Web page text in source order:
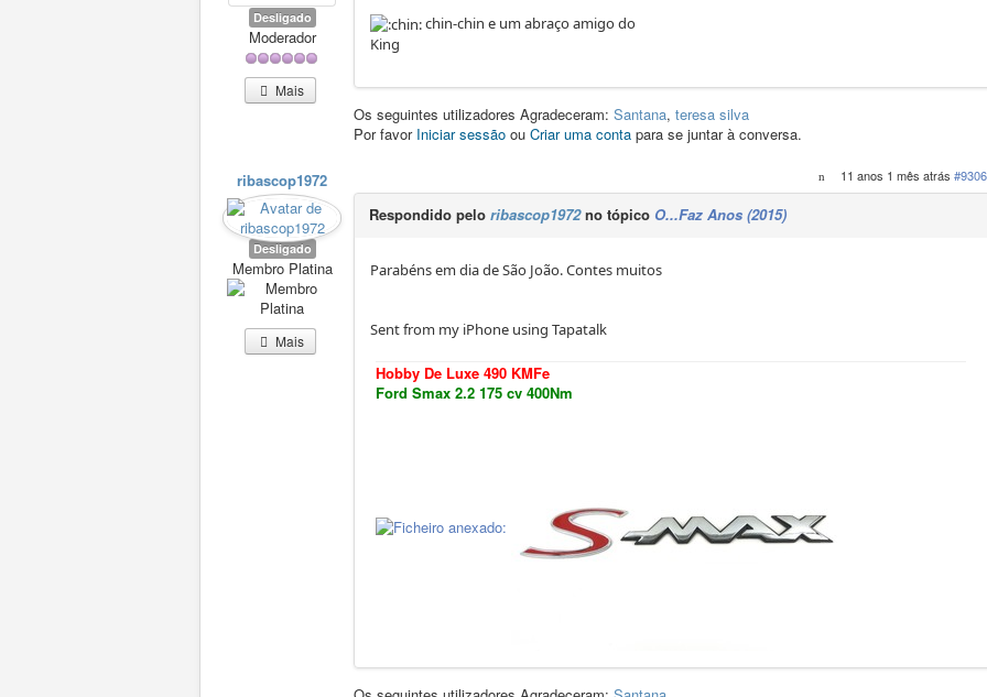
Desligado
Moderador
Mais
chin-chin e um abraço amigo do
King
Os seguintes utilizadores Agradeceram:Santana,teresa silva
Por favor Iniciar sessão ouCriar uma conta para se juntar à conversa.
ribascop1972
Desligado
Membro Platina
Mais
11 anos 1 mês atrás
Respondido peloribascop1972no tópico O...Faz Anos (2015)
Parabéns em dia de São João. Contes muitos
Sent from my iPhone using Tapatalk
Hobby De Luxe 490 KMFe
Ford Smax 2.2 175 cv 400Nm